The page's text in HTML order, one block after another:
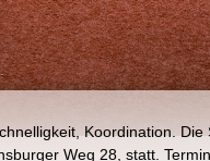
Koordination.
Weg 28, statt.